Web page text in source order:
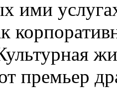
ими
премьер